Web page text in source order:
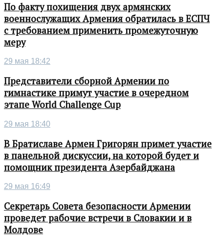
По факту похищения двух армянских
военнослужащих Армения обратилась в ЕСПЧ
с требованием применить промежуточную
меру
29 мая 18:42
Представители сборной Армении по
гимнастике примут участие в очередном
этапе World Challenge Cup
29 мая 18:40
В Братиславе Армен Григорян примет участие
в панельной дискуссии, на которой будет и
помощник президента Азербайджана
29 мая 16:49
Секретарь Совета безопасности Армении
проведет рабочие встречи в Словакии и в
Молдове